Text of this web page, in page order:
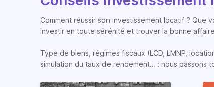
Comment réussir son investissement locatif ?
investir en toute sérénité et trouver la bonne
Type de biens, régimes fiscaux (LCD, LMNP,
simulation du taux de rendement… : nous passons